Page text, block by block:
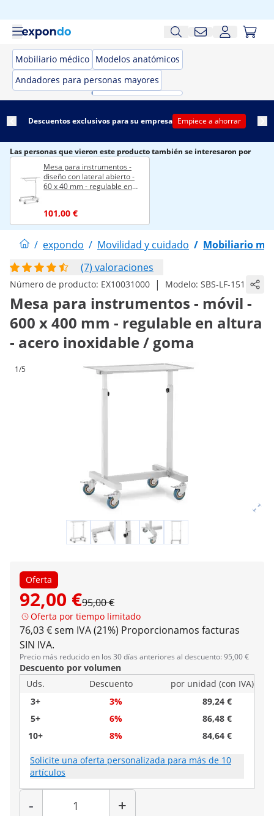
Mobiliario médico Modelos anatómicos
Andadores para personas mayores
Descuentos exclusivos para su empresa Empiece a ahorrar
Las personas que vieron este producto también se interesaron por
Mesa para instrumentos -
diseño con lateral abierto -
60 x 40 mm - regulable en
101,00 €
/ expondo / Movilidad y cuidado / Mobiliario
(7) valoraciones
Número de producto: EX10031000 | Modelo: SBS-LF-151
Mesa para instrumentos - móvil -
600 x 400 mm - regulable en altura
- acero inoxidable / goma
1/5
Oferta
92,00 €95,00 €
Oferta por tiempo limitado
76,03 € sem IVA (21%) Proporcionamos facturas
SIN IVA.
Precio más reducido en los 30 días anteriores al descuento: 95,00 €
Descuento por volumen
Uds.
Descuento
por unidad (con IVA)
3+
3%
89,24 €
5+
6%
86,48 €
10+
8% 84,64 €
Solicite una oferta personalizada para más de 10
artículos
-
Cantidad
+